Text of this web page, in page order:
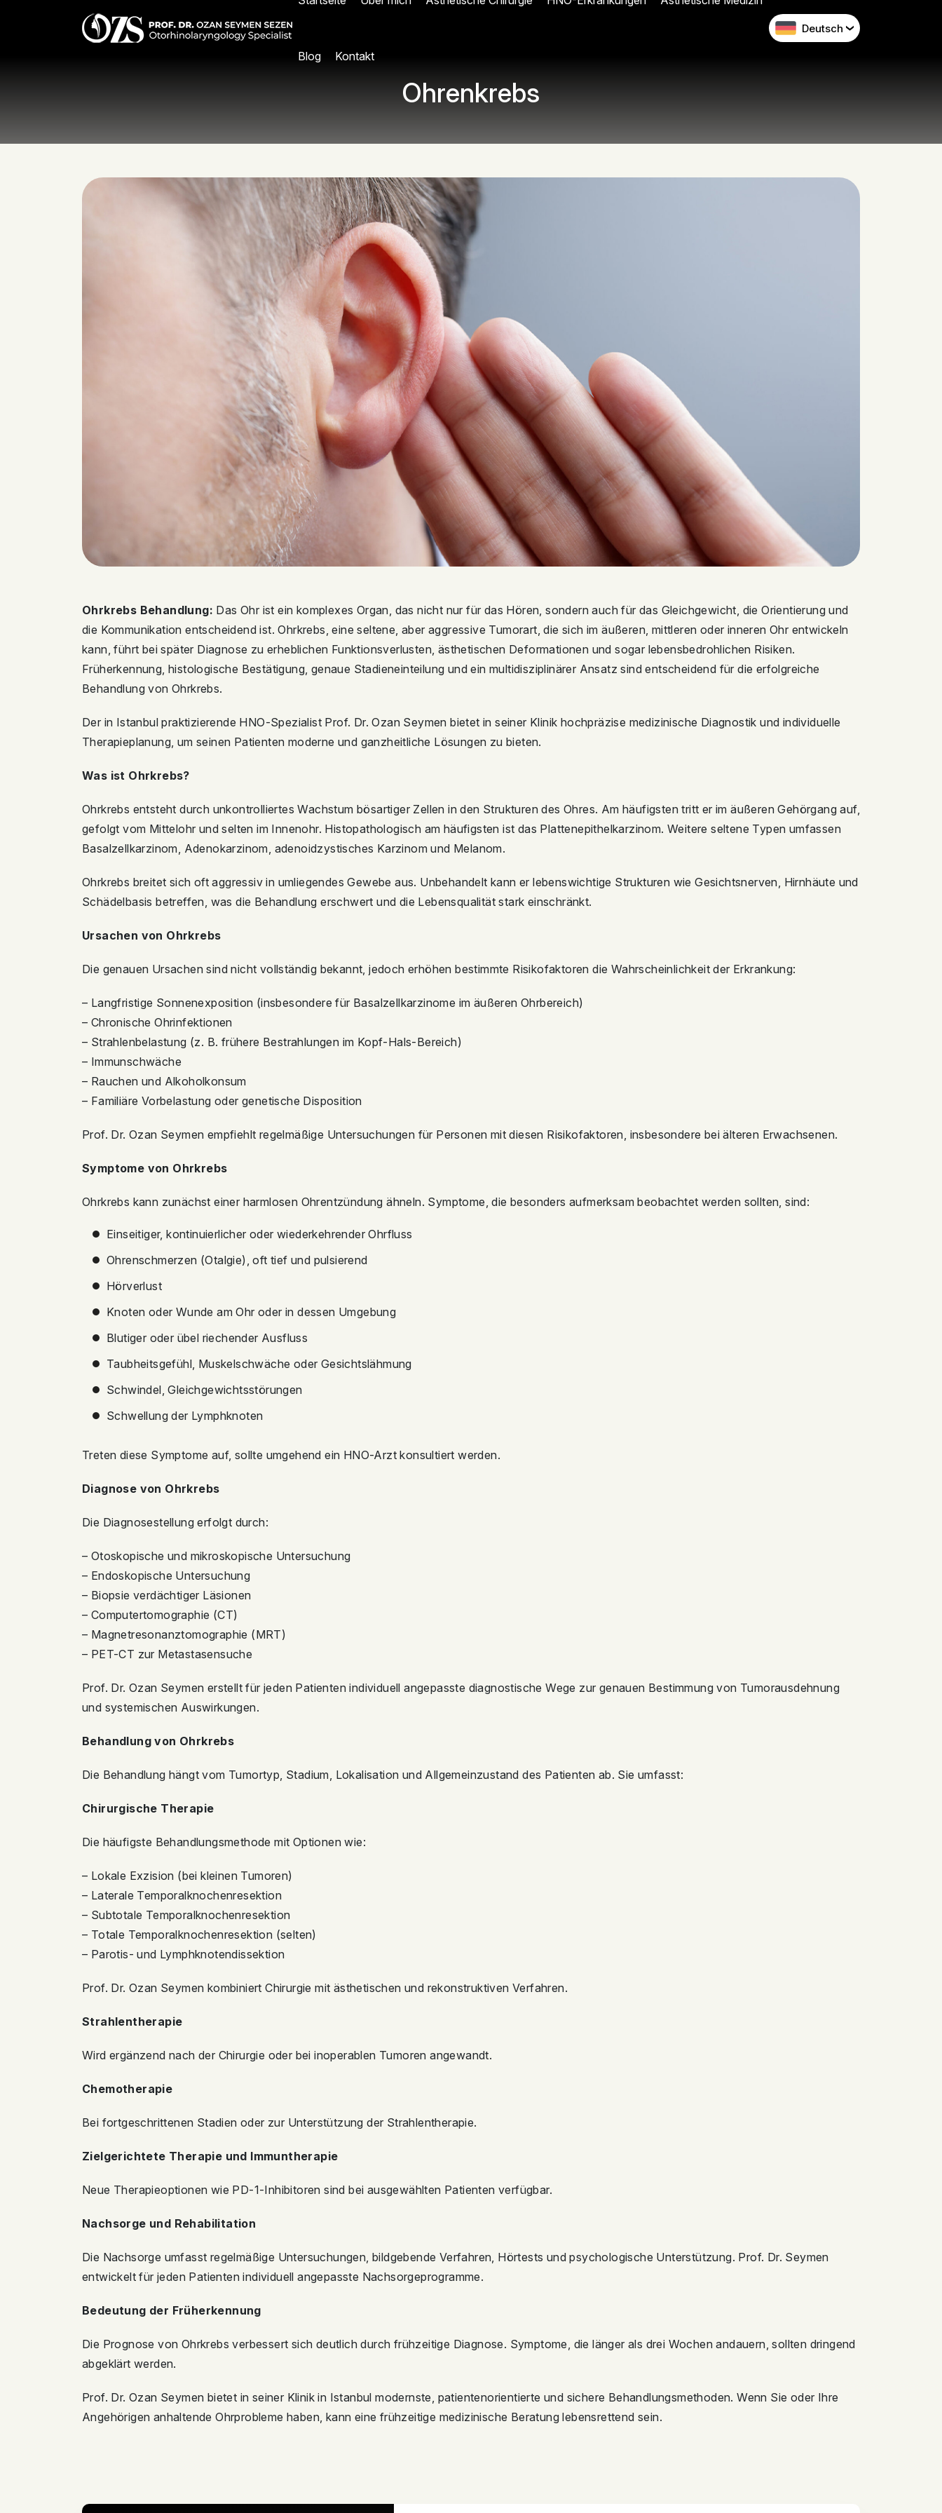
Blog Kontakt
Deutsch
Ohrenkrebs
Ohrkrebs Behandlung: Das Ohr ist ein komplexes Organ, das nicht nur für das Hören, sondern auch für das Gleichgewicht, die Orientierung und
die Kommunikation entscheidend ist. Ohrkrebs, eine seltene, aber aggressive Tumorart, die sich im äußeren, mittleren oder inneren Ohr entwickeln
kann, führt bei später Diagnose zu erheblichen Funktionsverlusten, ästhetischen Deformationen und sogar lebensbedrohlichen Risiken.
Früherkennung, histologische Bestätigung, genaue Stadieneinteilung und ein multidisziplinärer Ansatz sind entscheidend für die erfolgreiche
Behandlung von Ohrkrebs.
Der in Istanbul praktizierende HNO-Spezialist Prof. Dr. Ozan Seymen bietet in seiner Klinik hochpräzise medizinische Diagnostik und individuelle
Therapieplanung, um seinen Patienten moderne und ganzheitliche Lösungen zu bieten.
Was ist Ohrkrebs?
Ohrkrebs entsteht durch unkontrolliertes Wachstum bösartiger Zellen in den Strukturen des Ohres. Am häufigsten tritt er im äußeren Gehörgang auf,
gefolgt vom Mittelohr und selten im Innenohr. Histopathologisch am häufigsten ist das Plattenepithelkarzinom. Weitere seltene Typen umfassen
Basalzellkarzinom, Adenokarzinom, adenoidzystisches Karzinom und Melanom.
Ohrkrebs breitet sich oft aggressiv in umliegendes Gewebe aus. Unbehandelt kann er lebenswichtige Strukturen wie Gesichtsnerven, Hirnhäute und
Schädelbasis betreffen, was die Behandlung erschwert und die Lebensqualität stark einschränkt.
Ursachen von Ohrkrebs
Die genauen Ursachen sind nicht vollständig bekannt, jedoch erhöhen bestimmte Risikofaktoren die Wahrscheinlichkeit der Erkrankung:
– Langfristige Sonnenexposition (insbesondere für Basalzellkarzinome im äußeren Ohrbereich)
– Chronische Ohrinfektionen
– Strahlenbelastung (z. B. frühere Bestrahlungen im Kopf-Hals-Bereich)
– Immunschwäche
– Rauchen und Alkoholkonsum
– Familiäre Vorbelastung oder genetische Disposition
Prof. Dr. Ozan Seymen empfiehlt regelmäßige Untersuchungen für Personen mit diesen Risikofaktoren, insbesondere bei älteren Erwachsenen.
Symptome von Ohrkrebs
Ohrkrebs kann zunächst einer harmlosen Ohrentzündung ähneln. Symptome, die besonders aufmerksam beobachtet werden sollten, sind:
Einseitiger, kontinuierlicher oder wiederkehrender Ohrfluss
Ohrenschmerzen (Otalgie), oft tief und pulsierend
Hörverlust
Knoten oder Wunde am Ohr oder in dessen Umgebung
Blutiger oder übel riechender Ausfluss
Taubheitsgefühl, Muskelschwäche oder Gesichtslähmung
Schwindel, Gleichgewichtsstörungen
Schwellung der Lymphknoten
Treten diese Symptome auf, sollte umgehend ein HNO-Arzt konsultiert werden.
Diagnose von Ohrkrebs
Die Diagnosestellung erfolgt durch:
– Otoskopische und mikroskopische Untersuchung
– Endoskopische Untersuchung
– Biopsie verdächtiger Läsionen
– Computertomographie (CT)
– Magnetresonanztomographie (MRT)
– PET-CT zur Metastasensuche
Prof. Dr. Ozan Seymen erstellt für jeden Patienten individuell angepasste diagnostische Wege zur genauen Bestimmung von Tumorausdehnung
und systemischen Auswirkungen.
Behandlung von Ohrkrebs
Die Behandlung hängt vom Tumortyp, Stadium, Lokalisation und Allgemeinzustand des Patienten ab. Sie umfasst:
Chirurgische Therapie
Die häufigste Behandlungsmethode mit Optionen wie:
– Lokale Exzision (bei kleinen Tumoren)
– Laterale Temporalknochenresektion
– Subtotale Temporalknochenresektion
– Totale Temporalknochenresektion (selten)
– Parotis- und Lymphknotendissektion
Prof. Dr. Ozan Seymen kombiniert Chirurgie mit ästhetischen und rekonstruktiven Verfahren.
Strahlentherapie
Wird ergänzend nach der Chirurgie oder bei inoperablen Tumoren angewandt.
Chemotherapie
Bei fortgeschrittenen Stadien oder zur Unterstützung der Strahlentherapie.
Zielgerichtete Therapie und Immuntherapie
Neue Therapieoptionen wie PD-1-Inhibitoren sind bei ausgewählten Patienten verfügbar.
Nachsorge und Rehabilitation
Die Nachsorge umfasst regelmäßige Untersuchungen, bildgebende Verfahren, Hörtests und psychologische Unterstützung. Prof. Dr. Seymen
entwickelt für jeden Patienten individuell angepasste Nachsorgeprogramme.
Bedeutung der Früherkennung
Die Prognose von Ohrkrebs verbessert sich deutlich durch frühzeitige Diagnose. Symptome, die länger als drei Wochen andauern, sollten dringend
abgeklärt werden.
Prof. Dr. Ozan Seymen bietet in seiner Klinik in Istanbul modernste, patientenorientierte und sichere Behandlungsmethoden. Wenn Sie oder Ihre
Angehörigen anhaltende Ohrprobleme haben, kann eine frühzeitige medizinische Beratung lebensrettend sein.